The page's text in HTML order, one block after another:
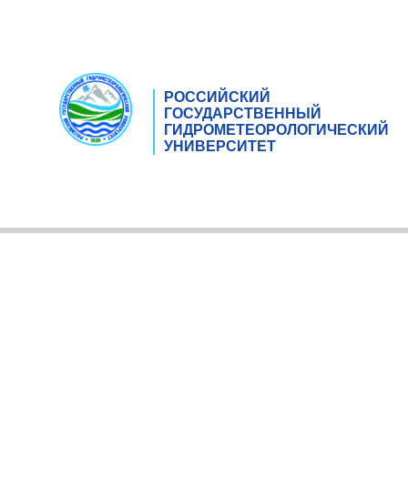
РОССИЙСКИЙ
ГОСУДАРСТВЕННЫЙ
ГИДРОМЕТЕОРОЛОГИЧЕСКИЙ
УНИВЕРСИТЕТ